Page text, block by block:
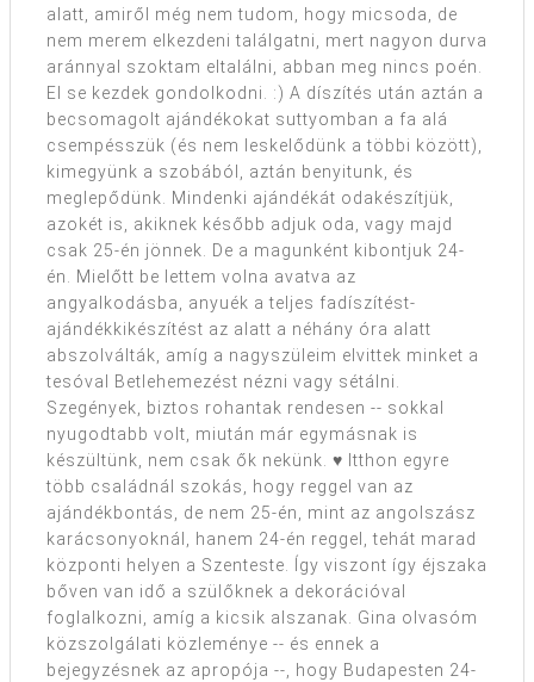
alatt, amiről még nem tudom, hogy micsoda, de
nem merem elkezdeni találgatni, mert nagyon durva
aránnyal szoktam eltalálni, abban meg nincs poén.
El se kezdek gondolkodni. :) A díszítés után aztán a
becsomagolt ajándékokat suttyomban a fa alá
csempésszük (és nem leskelődünk a többi között),
kimegyünk a szobából, aztán benyitunk, és
meglepődünk. Mindenki ajándékát odakészítjük,
azokét is, akiknek később adjuk oda, vagy majd
csak 25-én jönnek. De a magunként kibontjuk 24-
én. Mielőtt be lettem volna avatva az
angyalkodásba, anyuék a teljes fadíszítést-
ajándékkikészítést az alatt a néhány óra alatt
abszolválták, amíg a nagyszüleim elvittek minket a
tesóval Betlehemezést nézni vagy sétálni.
Szegények, biztos rohantak rendesen -- sokkal
nyugodtabb volt, miután már egymásnak is
készültünk, nem csak ők nekünk. ♥ Itthon egyre
több családnál szokás, hogy reggel van az
ajándékbontás, de nem 25-én, mint az angolszász
karácsonyoknál, hanem 24-én reggel, tehát marad
központi helyen a Szenteste. Így viszont így éjszaka
bőven van idő a szülőknek a dekorációval
foglalkozni, amíg a kicsik alszanak. Gina olvasóm
közszolgálati közleménye -- és ennek a
bejegyzésnek az apropója --, hogy Budapesten 24-